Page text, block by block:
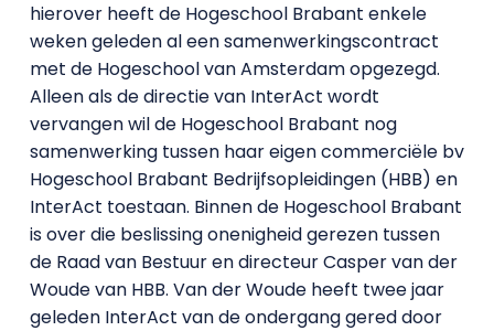
hierover heeft de Hogeschool Brabant enkele
weken geleden al een samenwerkingscontract
met de Hogeschool van Amsterdam opgezegd.
Alleen als de directie van InterAct wordt
vervangen wil de Hogeschool Brabant nog
samenwerking tussen haar eigen commerciële bv
Hogeschool Brabant Bedrijfsopleidingen (HBB) en
InterAct toestaan. Binnen de Hogeschool Brabant
is over die beslissing onenigheid gerezen tussen
de Raad van Bestuur en directeur Casper van der
Woude van HBB. Van der Woude heeft twee jaar
geleden InterAct van de ondergang gered door